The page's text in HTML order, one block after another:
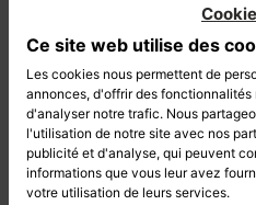
Ce site web utilise des
Les cookies nous permettent de
annonces, d'offrir des
d'analyser notre trafic. Nous
l'utilisation de notre site avec nos
publicité et d'analyse, qui peuvent
informations que vous leur avez
votre utilisation de leurs services.
Atelier peinture
l'été
Outils de
entretenir son
LIENS UTILES
Mentions légales
Gestion des